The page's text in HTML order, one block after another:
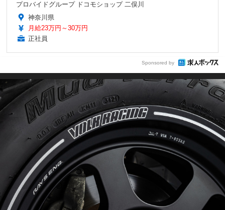
プロバイドグループ ドコモショップ 二俣川
神奈川県
月給23万円～30万円
正社員
Sponsored by